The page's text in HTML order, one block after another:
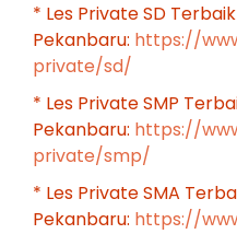
* Les Private SD
Pekanbaru: https://
private/sd/
* Les Private SMP
Pekanbaru: https://
private/smp/
* Les Private SMA
Pekanbaru: https://